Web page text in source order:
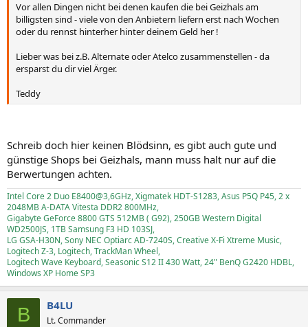
Vor allen Dingen nicht bei denen kaufen die bei Geizhals am
billigsten sind - viele von den Anbietern liefern erst nach Wochen
oder du rennst hinterher hinter deinem Geld her !
Lieber was bei z.B. Alternate oder Atelco zusammenstellen - da
ersparst du dir viel Ärger.
Teddy
Schreib doch hier keinen Blödsinn, es gibt auch gute und
günstige Shops bei Geizhals, mann muss halt nur auf die
Berwertungen achten.
Intel Core 2 Duo E8400@3,6GHz, Xigmatek HDT-S1283, Asus P5Q P45, 2 x
2048MB A-DATA Vitesta DDR2 800MHz,
Gigabyte GeForce 8800 GTS 512MB ( G92), 250GB Western Digital
WD2500JS, 1TB Samsung F3 HD 103SJ,
LG GSA-H30N, Sony NEC Optiarc AD-7240S, Creative X-Fi Xtreme Music,
Logitech Z-3, Logitech, TrackMan Wheel,
Logitech Wave Keyboard, Seasonic S12 II 430 Watt, 24" BenQ G2420 HDBL,
Windows XP Home SP3
B B4LU
Lt. Commander